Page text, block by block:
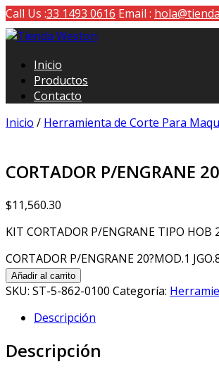
Call Us :33 1493 0616 Email :
Tienda Weston
Herramientas de carga y medición
Inicio
Productos
Contacto
Inicio / Herramienta de Corte Para
CORTADOR P/ENGRANE
$11,560.30
KIT CORTADOR P/ENGRANE TIPO HOB
CORTADOR P/ENGRANE 20?MOD.1
Añadir al carrito
SKU: ST-5-862-0100 Categoría:
Descripción
Descripción